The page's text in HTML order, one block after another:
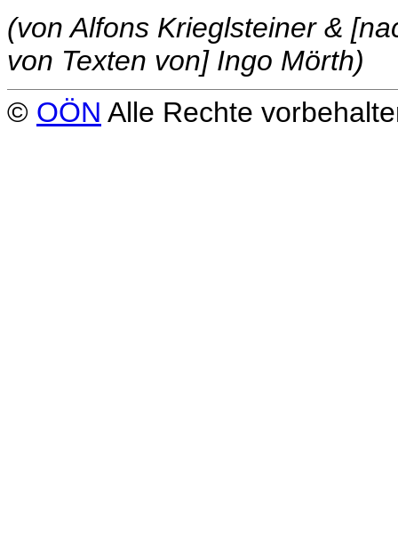
(von Alfons Krieglsteiner &
von Texten von] Ingo Mörth)
© OÖN Alle Rechte